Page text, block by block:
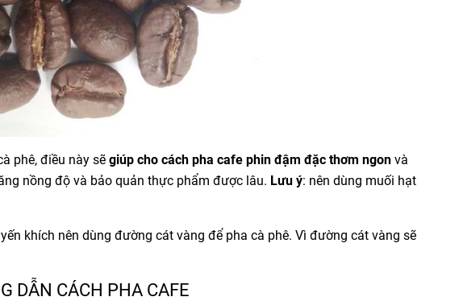
phê, điều này sẽ giúp cho cách pha cafe phin đậm đặc thơm ngonvà
nồng độ và bảo quản thực phẩm được lâu. Lưu ý: nên dùng muối hạt
khích nên dùng đường cát vàng để pha cà phê. Vì đường cát vàng sẽ
DẪN CÁCH PHA CAFE